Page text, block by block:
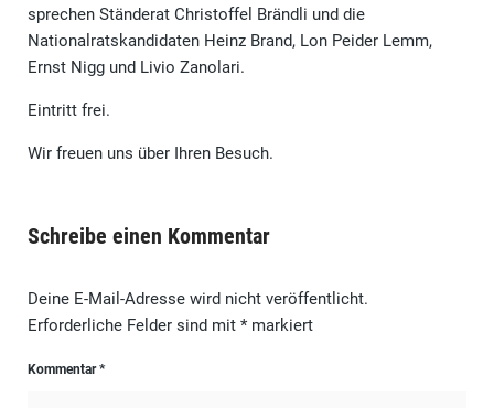
sprechen Ständerat Christoffel Brändli und die
Nationalratskandidaten Heinz Brand, Lon Peider Lemm,
Ernst Nigg und Livio Zanolari.
Eintritt frei.
Wir freuen uns über Ihren Besuch.
Schreibe einen Kommentar
Deine E-Mail-Adresse wird nicht veröffentlicht.
Erforderliche Felder sind mit *markiert
Kommentar*